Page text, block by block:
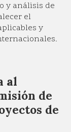
y análisis de
el
y
al
de
de